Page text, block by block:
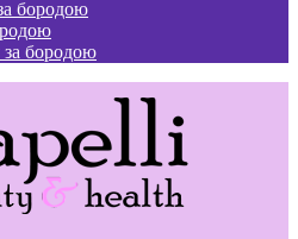
бородою
бородою